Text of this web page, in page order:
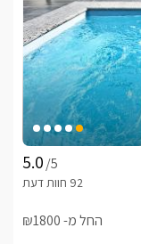
/5
החל מ- ₪1800